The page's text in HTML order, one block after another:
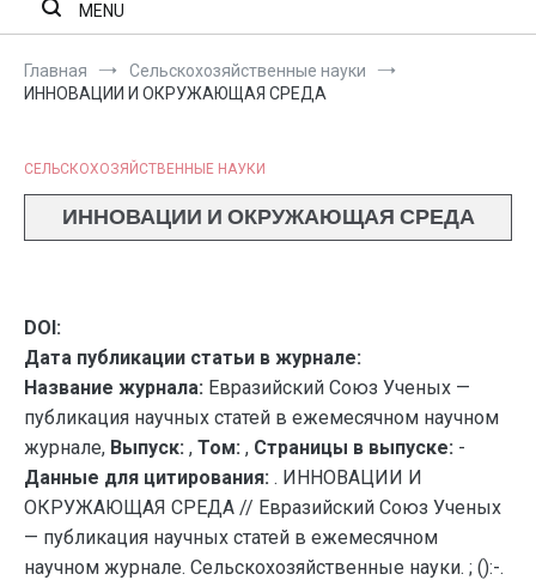
MENU
Главная
Сельскохозяйственные науки
ИННОВАЦИИ И ОКРУЖАЮЩАЯ СРЕДА
СЕЛЬСКОХОЗЯЙСТВЕННЫЕ НАУКИ
ИННОВАЦИИ И ОКРУЖАЮЩАЯ СРЕДА
DOI:
Дата публикации статьи в журнале:
Название журнала: Евразийский Союз Ученых —
публикация научных статей в ежемесячном научном
журнале, Выпуск: , Том: , Страницы в выпуске: -
Данные для цитирования: . ИННОВАЦИИ И
ОКРУЖАЮЩАЯ СРЕДА // Евразийский Союз Ученых
— публикация научных статей в ежемесячном
научном журнале. Сельскохозяйственные науки. ; ():-.